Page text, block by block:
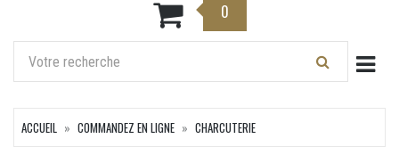
0
ACCUEIL COMMANDEZ EN LIGNE CHARCUTERIE